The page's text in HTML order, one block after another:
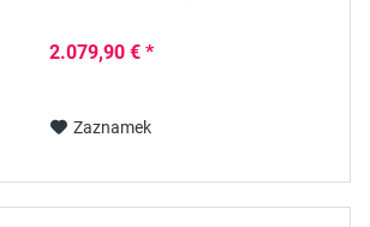
2.079,90 € *
Zaznamek